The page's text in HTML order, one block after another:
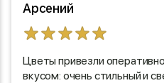
Арсений
Цветы привезли
вкусом: очень стильный и